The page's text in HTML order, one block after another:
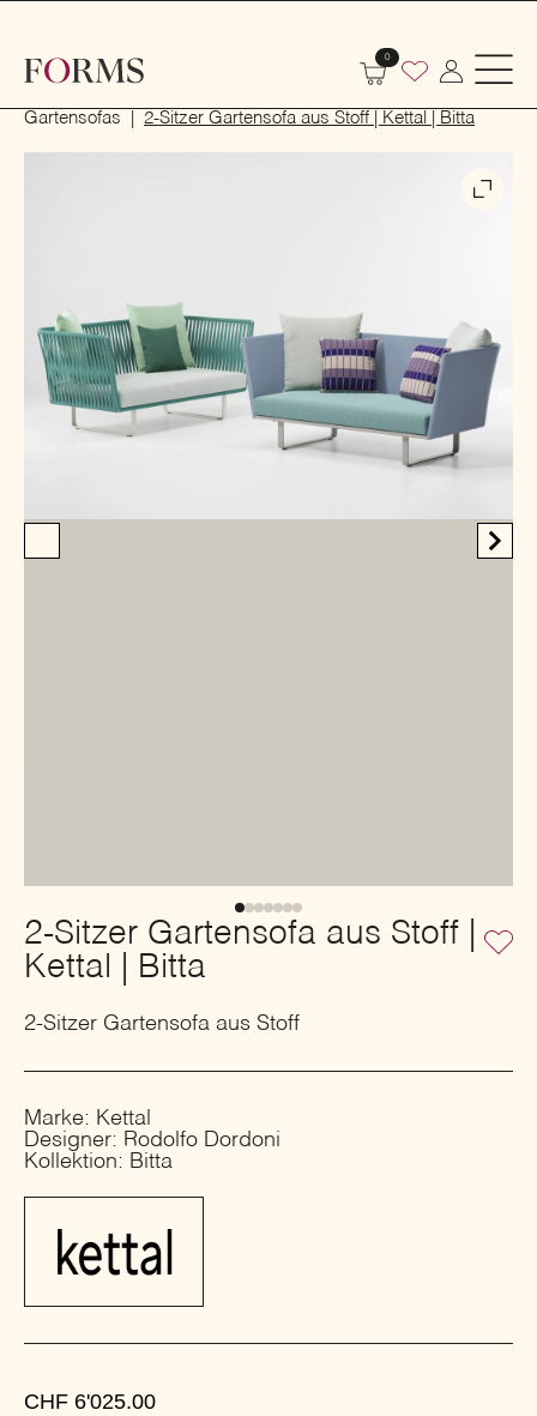
0
Gartensofas
2-Sitzer Gartensofa aus Stoff | Kettal | Bitta
2-Sitzer Gartensofa aus Stoff |
Kettal | Bitta
2-Sitzer Gartensofa aus Stoff
Marke: Kettal
Designer: Rodolfo Dordoni
Kollektion: Bitta
CHF 6'025.00